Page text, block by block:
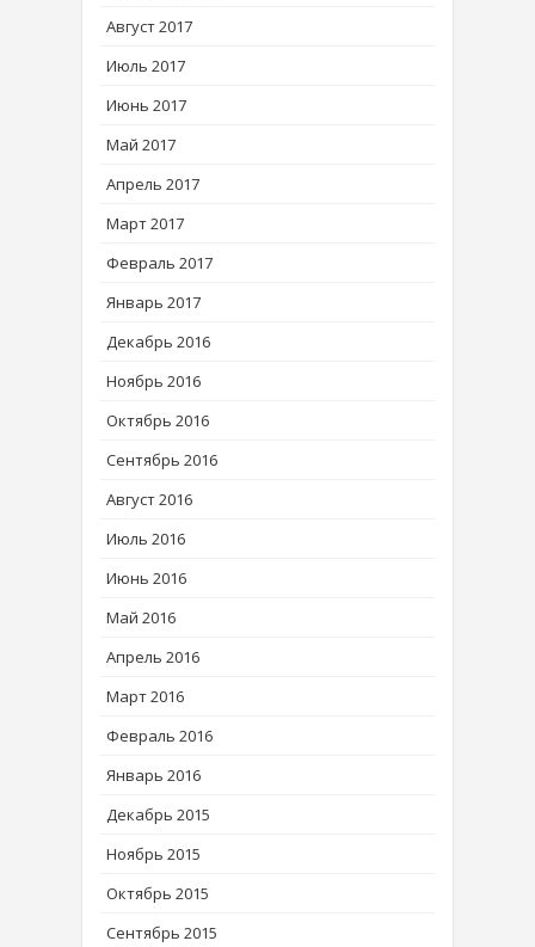
Август 2017
Июль 2017
Июнь 2017
Май 2017
Апрель 2017
Март 2017
Февраль 2017
Январь 2017
Декабрь 2016
Ноябрь 2016
Октябрь 2016
Сентябрь 2016
Август 2016
Июль 2016
Июнь 2016
Май 2016
Апрель 2016
Март 2016
Февраль 2016
Январь 2016
Декабрь 2015
Ноябрь 2015
Октябрь 2015
Сентябрь 2015